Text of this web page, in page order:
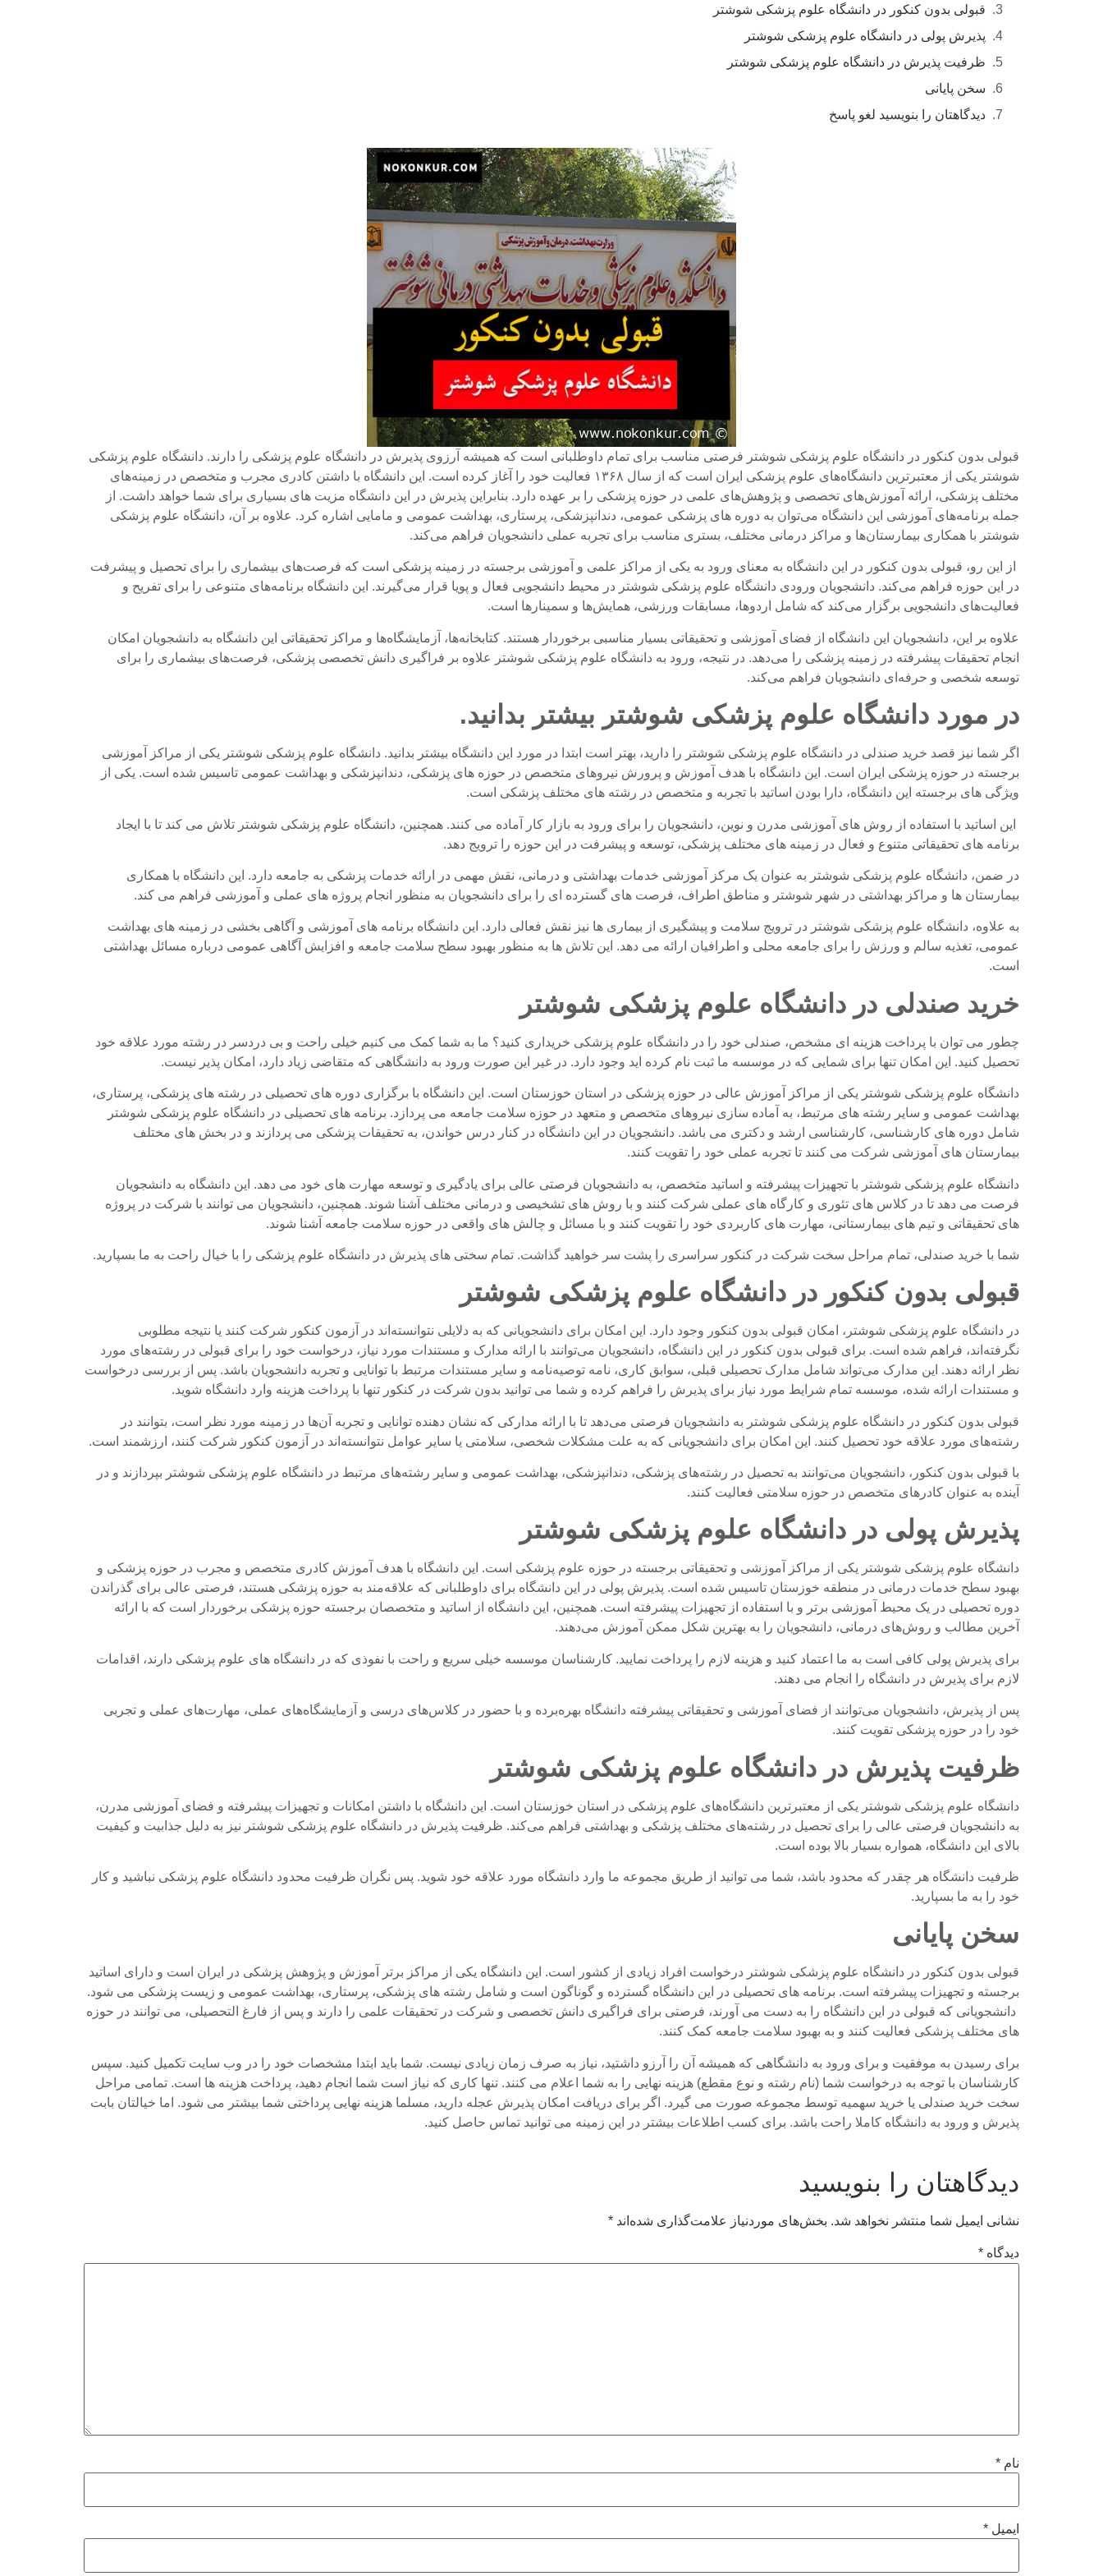
قبولی بدون کنکور در دانشگاه علوم پزشکی شوشتر
پذیرش پولی در دانشگاه علوم پزشکی شوشتر
ظرفیت پذیرش در دانشگاه علوم پزشکی شوشتر
سخن پایانی
دیدگاهتان را بنویسید لغو پاسخ
قبولی بدون کنکور در دانشگاه علوم پزشکی شوشتر فرصتی مناسب برای تمام داوطلبانی است که همیشه آرزوی پذیرش در دانشگاه علوم پزشکی را دارند. دانشگاه علوم پزشکی
شوشتر یکی از معتبرترین دانشگاه‌های علوم پزشکی ایران است که از سال ۱۳۶۸ فعالیت خود را آغاز کرده است. این دانشگاه با داشتن کادری مجرب و متخصص در زمینه‌های
مختلف پزشکی، ارائه آموزش‌های تخصصی و پژوهش‌های علمی در حوزه پزشکی را بر عهده دارد. بنابراین پذیرش در این دانشگاه مزیت های بسیاری برای شما خواهد داشت. از
جمله برنامه‌های آموزشی این دانشگاه می‌توان به دوره های پزشکی عمومی، دندانپزشکی، پرستاری، بهداشت عمومی و مامایی اشاره کرد. علاوه بر آن، دانشگاه علوم پزشکی
شوشتر با همکاری بیمارستان‌ها و مراکز درمانی مختلف، بستری مناسب برای تجربه عملی دانشجویان فراهم می‌کند.
از این رو، قبولی بدون کنکور در این دانشگاه به معنای ورود به یکی از مراکز علمی و آموزشی برجسته در زمینه پزشکی است که فرصت‌های بیشماری را برای تحصیل و پیشرفت
در این حوزه فراهم می‌کند. دانشجویان ورودی دانشگاه علوم پزشکی شوشتر در محیط دانشجویی فعال و پویا قرار می‌گیرند. این دانشگاه برنامه‌های متنوعی را برای تفریح و
فعالیت‌های دانشجویی برگزار می‌کند که شامل اردوها، مسابقات ورزشی، همایش‌ها و سمینارها است.
علاوه بر این، دانشجویان این دانشگاه از فضای آموزشی و تحقیقاتی بسیار مناسبی برخوردار هستند. کتابخانه‌ها، آزمایشگاه‌ها و مراکز تحقیقاتی این دانشگاه به دانشجویان امکان
انجام تحقیقات پیشرفته در زمینه پزشکی را می‌دهد. در نتیجه، ورود به دانشگاه علوم پزشکی شوشتر علاوه بر فراگیری دانش تخصصی پزشکی، فرصت‌های بیشماری را برای
توسعه شخصی و حرفه‌ای دانشجویان فراهم می‌کند.
در مورد دانشگاه علوم پزشکی شوشتر بیشتر بدانید.
اگر شما نیز قصد خرید صندلی در دانشگاه علوم پزشکی شوشتر را دارید، بهتر است ابتدا در مورد این دانشگاه بیشتر بدانید. دانشگاه علوم پزشکی شوشتر یکی از مراکز آموزشی
برجسته در حوزه پزشکی ایران است. این دانشگاه با هدف آموزش و پرورش نیروهای متخصص در حوزه های پزشکی، دندانپزشکی و بهداشت عمومی تاسیس شده است. یکی از
ویژگی های برجسته این دانشگاه، دارا بودن اساتید با تجربه و متخصص در رشته های مختلف پزشکی است.
این اساتید با استفاده از روش های آموزشی مدرن و نوین، دانشجویان را برای ورود به بازار کار آماده می کنند. همچنین، دانشگاه علوم پزشکی شوشتر تلاش می کند تا با ایجاد
برنامه های تحقیقاتی متنوع و فعال در زمینه های مختلف پزشکی، توسعه و پیشرفت در این حوزه را ترویج دهد.
در ضمن، دانشگاه علوم پزشکی شوشتر به عنوان یک مرکز آموزشی خدمات بهداشتی و درمانی، نقش مهمی در ارائه خدمات پزشکی به جامعه دارد. این دانشگاه با همکاری
بیمارستان ها و مراکز بهداشتی در شهر شوشتر و مناطق اطراف، فرصت های گسترده ای را برای دانشجویان به منظور انجام پروژه های عملی و آموزشی فراهم می کند.
به علاوه، دانشگاه علوم پزشکی شوشتر در ترویج سلامت و پیشگیری از بیماری ها نیز نقش فعالی دارد. این دانشگاه برنامه های آموزشی و آگاهی بخشی در زمینه های بهداشت
عمومی، تغذیه سالم و ورزش را برای جامعه محلی و اطرافیان ارائه می دهد. این تلاش ها به منظور بهبود سطح سلامت جامعه و افزایش آگاهی عمومی درباره مسائل بهداشتی
است.
خرید صندلی در دانشگاه علوم پزشکی شوشتر
چطور می توان با پرداخت هزینه ای مشخص، صندلی خود را در دانشگاه علوم پزشکی خریداری کنید؟ ما به شما کمک می کنیم خیلی راحت و بی دردسر در رشته مورد علاقه خود
تحصیل کنید. این امکان تنها برای شمایی که در موسسه ما ثبت نام کرده اید وجود دارد. در غیر این صورت ورود به دانشگاهی که متقاضی زیاد دارد، امکان پذیر نیست.
دانشگاه علوم پزشکی شوشتر یکی از مراکز آموزش عالی در حوزه پزشکی در استان خوزستان است. این دانشگاه با برگزاری دوره های تحصیلی در رشته های پزشکی، پرستاری،
بهداشت عمومی و سایر رشته های مرتبط، به آماده سازی نیروهای متخصص و متعهد در حوزه سلامت جامعه می پردازد. برنامه های تحصیلی در دانشگاه علوم پزشکی شوشتر
شامل دوره های کارشناسی، کارشناسی ارشد و دکتری می باشد. دانشجویان در این دانشگاه در کنار درس خواندن، به تحقیقات پزشکی می پردازند و در بخش های مختلف
بیمارستان های آموزشی شرکت می کنند تا تجربه عملی خود را تقویت کنند.
دانشگاه علوم پزشکی شوشتر با تجهیزات پیشرفته و اساتید متخصص، به دانشجویان فرصتی عالی برای یادگیری و توسعه مهارت های خود می دهد. این دانشگاه به دانشجویان
فرصت می دهد تا در کلاس های تئوری و کارگاه های عملی شرکت کنند و با روش های تشخیصی و درمانی مختلف آشنا شوند. همچنین، دانشجویان می توانند با شرکت در پروژه
های تحقیقاتی و تیم های بیمارستانی، مهارت های کاربردی خود را تقویت کنند و با مسائل و چالش های واقعی در حوزه سلامت جامعه آشنا شوند.
شما با خرید صندلی، تمام مراحل سخت شرکت در کنکور سراسری را پشت سر خواهید گذاشت. تمام سختی های پذیرش در دانشگاه علوم پزشکی را با خیال راحت به ما بسپارید.
قبولی بدون کنکور در دانشگاه علوم پزشکی شوشتر
در دانشگاه علوم پزشکی شوشتر، امکان قبولی بدون کنکور وجود دارد. این امکان برای دانشجویانی که به دلایلی نتوانسته‌اند در آزمون کنکور شرکت کنند یا نتیجه مطلوبی
نگرفته‌اند، فراهم شده است. برای قبولی بدون کنکور در این دانشگاه، دانشجویان می‌توانند با ارائه مدارک و مستندات مورد نیاز، درخواست خود را برای قبولی در رشته‌های مورد
نظر ارائه دهند. این مدارک می‌تواند شامل مدارک تحصیلی قبلی، سوابق کاری، نامه توصیه‌نامه و سایر مستندات مرتبط با توانایی و تجربه دانشجویان باشد. پس از بررسی درخواست
و مستندات ارائه شده، موسسه تمام شرایط مورد نیاز برای پذیرش را فراهم کرده و شما می توانید بدون شرکت در کنکور تنها با پرداخت هزینه وارد دانشگاه شوید.
قبولی بدون کنکور در دانشگاه علوم پزشکی شوشتر به دانشجویان فرصتی می‌دهد تا با ارائه مدارکی که نشان دهنده توانایی و تجربه آن‌ها در زمینه مورد نظر است، بتوانند در
رشته‌های مورد علاقه خود تحصیل کنند. این امکان برای دانشجویانی که به علت مشکلات شخصی، سلامتی یا سایر عوامل نتوانسته‌اند در آزمون کنکور شرکت کنند، ارزشمند است.
با قبولی بدون کنکور، دانشجویان می‌توانند به تحصیل در رشته‌های پزشکی، دندانپزشکی، بهداشت عمومی و سایر رشته‌های مرتبط در دانشگاه علوم پزشکی شوشتر بپردازند و در
آینده به عنوان کادرهای متخصص در حوزه سلامتی فعالیت کنند.
پذیرش پولی در دانشگاه علوم پزشکی شوشتر
دانشگاه علوم پزشکی شوشتر یکی از مراکز آموزشی و تحقیقاتی برجسته در حوزه علوم پزشکی است. این دانشگاه با هدف آموزش کادری متخصص و مجرب در حوزه پزشکی و
بهبود سطح خدمات درمانی در منطقه خوزستان تاسیس شده است. پذیرش پولی در این دانشگاه برای داوطلبانی که علاقه‌مند به حوزه پزشکی هستند، فرصتی عالی برای گذراندن
دوره تحصیلی در یک محیط آموزشی برتر و با استفاده از تجهیزات پیشرفته است. همچنین، این دانشگاه از اساتید و متخصصان برجسته حوزه پزشکی برخوردار است که با ارائه
آخرین مطالب و روش‌های درمانی، دانشجویان را به بهترین شکل ممکن آموزش می‌دهند.
برای پذیرش پولی کافی است به ما اعتماد کنید و هزینه لازم را پرداخت نمایید. کارشناسان موسسه خیلی سریع و راحت با نفوذی که در دانشگاه های علوم پزشکی دارند، اقدامات
لازم برای پذیرش در دانشگاه را انجام می دهند.
پس از پذیرش، دانشجویان می‌توانند از فضای آموزشی و تحقیقاتی پیشرفته دانشگاه بهره‌برده و با حضور در کلاس‌های درسی و آزمایشگاه‌های عملی، مهارت‌های عملی و تجربی
خود را در حوزه پزشکی تقویت کنند.
ظرفیت پذیرش در دانشگاه علوم پزشکی شوشتر
دانشگاه علوم پزشکی شوشتر یکی از معتبرترین دانشگاه‌های علوم پزشکی در استان خوزستان است. این دانشگاه با داشتن امکانات و تجهیزات پیشرفته و فضای آموزشی مدرن،
به دانشجویان فرصتی عالی را برای تحصیل در رشته‌های مختلف پزشکی و بهداشتی فراهم می‌کند. ظرفیت پذیرش در دانشگاه علوم پزشکی شوشتر نیز به دلیل جذابیت و کیفیت
بالای این دانشگاه، همواره بسیار بالا بوده است.
ظرفیت دانشگاه هر چقدر که محدود باشد، شما می توانید از طریق مجموعه ما وارد دانشگاه مورد علاقه خود شوید. پس نگران ظرفیت محدود دانشگاه علوم پزشکی نباشید و کار
خود را به ما بسپارید.
سخن پایانی
قبولی بدون کنکور در دانشگاه علوم پزشکی شوشتر درخواست افراد زیادی از کشور است. این دانشگاه یکی از مراکز برتر آموزش و پژوهش پزشکی در ایران است و دارای اساتید
برجسته و تجهیزات پیشرفته است. برنامه های تحصیلی در این دانشگاه گسترده و گوناگون است و شامل رشته های پزشکی، پرستاری، بهداشت عمومی و زیست پزشکی می شود.
دانشجویانی که قبولی در این دانشگاه را به دست می آورند، فرصتی برای فراگیری دانش تخصصی و شرکت در تحقیقات علمی را دارند و پس از فارغ التحصیلی، می توانند در حوزه
های مختلف پزشکی فعالیت کنند و به بهبود سلامت جامعه کمک کنند.
برای رسیدن به موفقیت و برای ورود به دانشگاهی که همیشه آن را آرزو داشتید، نیاز به صرف زمان زیادی نیست. شما باید ابتدا مشخصات خود را در وب سایت تکمیل کنید. سپس
کارشناسان با توجه به درخواست شما (نام رشته و نوع مقطع) هزینه نهایی را به شما اعلام می کنند. تنها کاری که نیاز است شما انجام دهید، پرداخت هزینه ها است. تمامی مراحل
سخت خرید صندلی یا خرید سهمیه توسط مجموعه صورت می گیرد. اگر برای دریافت امکان پذیرش عجله دارید، مسلما هزینه نهایی پرداختی شما بیشتر می شود. اما خیالتان بابت
پذیرش و ورود به دانشگاه کاملا راحت باشد. برای کسب اطلاعات بیشتر در این زمینه می توانید تماس حاصل کنید.
دیدگاهتان را بنویسید
نشانی ایمیل شما منتشر نخواهد شد. بخش‌های موردنیاز علامت‌گذاری شده‌اند *
دیدگاه *
نام *
ایمیل *